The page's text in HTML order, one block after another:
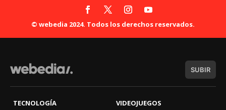
© webedia 2024. Todos los derechos reservados.
SUBIR
TECNOLOGÍA
VIDEOJUEGOS